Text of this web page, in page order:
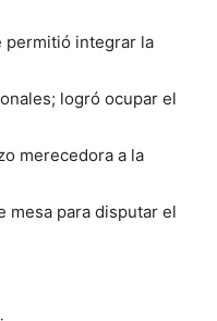
permitió integrar la
logró ocupar el
merecedora a la
mesa para disputar el